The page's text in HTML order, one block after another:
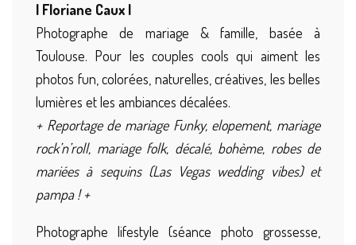
| Floriane Caux |
Photographe de mariage & famille, basée à
Toulouse. Pour les couples cools qui aiment les
photos fun, colorées, naturelles, créatives, les belles
lumières et les ambiances décalées.
+ Reportage de mariage Funky, elopement, mariage
rock’n’roll, mariage folk, décalé, bohème, robes de
mariées à sequins (Las Vegas wedding vibes) et
pampa ! +
Photographe lifestyle (séance photo grossesse,